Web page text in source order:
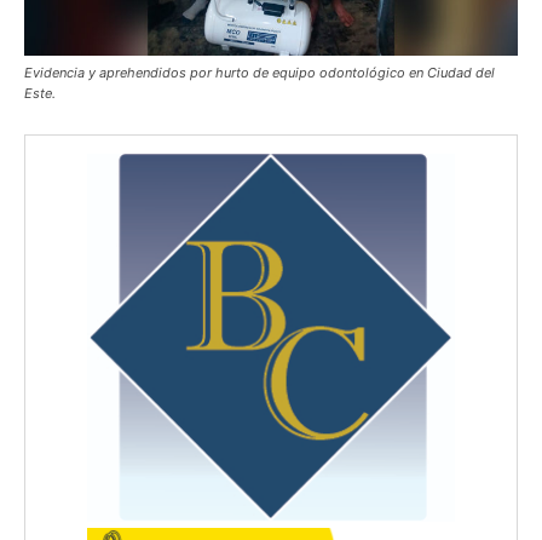
Evidencia y aprehendidos por hurto de equipo odontológico en Ciudad del
Este.